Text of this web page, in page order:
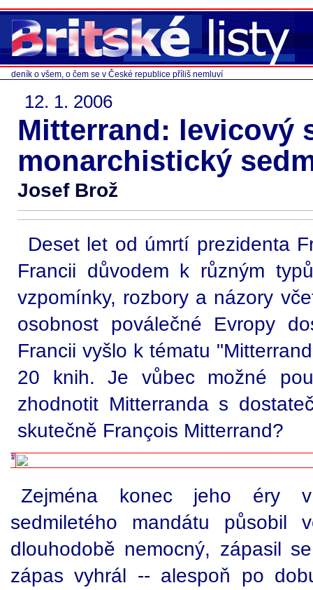
deník o všem, o čem se v České republice příliš nemluví
12. 1. 2006
Mitterrand: levicový
monarchistický
Josef Brož
Deset let od úmrtí prezidenta
Francii důvodem k různým
vzpomínky, rozbory a názory
osobnost poválečné Evropy
Francii vyšlo k tématu
20 knih. Je vůbec možné
zhodnotit Mitterranda s
skutečně François Mitterrand?
Zejména konec jeho éry
sedmiletého mandátu působil
dlouhodobě nemocný, zápasil
zápas vyhrál -- alespoň po